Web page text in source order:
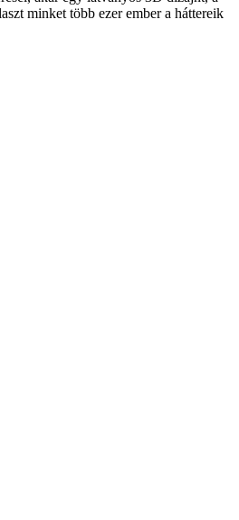
minket több ezer ember a háttereik